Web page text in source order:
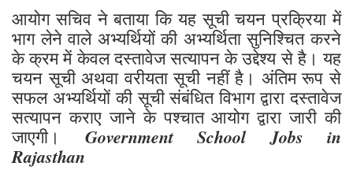
आयोग सचिव ने बताया कि यह सूची चयन प्रक्रिया में
भाग लेने वाले अभ्यर्थियों की अभ्यर्थिता सुनिश्चित करने
के क्रम में केवल दस्तावेज सत्यापन के उद्देश्य से है। यह
चयन सूची अथवा वरीयता सूची नहीं है। अंतिम रूप से
सफल अभ्यर्थियों की सूची संबंधित विभाग द्वारा दस्तावेज
सत्यापन कराए जाने के पश्चात आयोग द्वारा जारी की
जाएगी। Government School Jobs in
Rajasthan